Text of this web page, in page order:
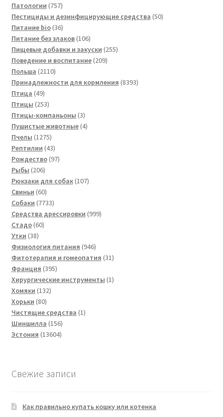
Патологии 757757
товаров
Пестициды и дезинфицирующие средства 5050
Питание bio 3636
товаров
Питание без злаков 106106
товаров
Пищевые добавки и закуски 255255
Поведение и воспитание 209209
Польша 21102110
товаров
Принадлежности для кормления 83938393
Птица 4949
товаров
Птицы 253253
товара
Птицы-компаньоны 33
товара
Пушистые животные 44
Пчелы 12751275
товаров
Рептилии 4343
товара
Рождество 9797
Рыбы 206206
товаров
Рюкзаки для собак 107107
Свиньи 6060
товаров
Собаки 77337733
товара
Средства дрессировки 999999
Стадо 6060
Утки 3838
товаров
Физиология питания 946946
товаров
Фитотерапия и гомеопатия 3131
Франция 395395
товаров
Хирургические инструменты 11
Хомяки 132132
Хорьки 8080
товаров
Чистящие средства 11
Шиншилла 156156
товаров
Эстония 1360413604
Свежие записи
Как правильно купать кошку или котенка